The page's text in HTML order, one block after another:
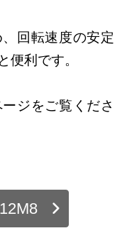
回転速度の安定
便利です。
ジをご覧くださ